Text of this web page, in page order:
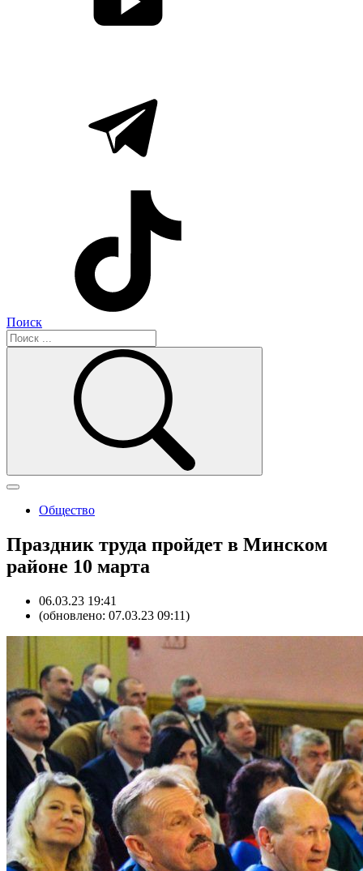
Поиск
Общество
Праздник труда пройдет в Минском
районе 10 марта
06.03.23 19:41
(обновлено: 07.03.23 09:11)